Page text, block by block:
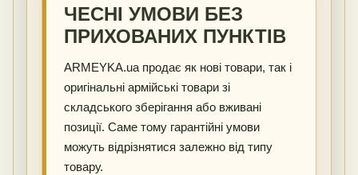
ЧЕСНІ УМОВИ БЕЗ
ПРИХОВАНИХ ПУНКТІВ
ARMEYKA.ua продає як нові товари, так і
оригінальні армійські товари зі
складського зберігання або вживані
позиції. Саме тому гарантійні умови
можуть відрізнятися залежно від типу
товару.